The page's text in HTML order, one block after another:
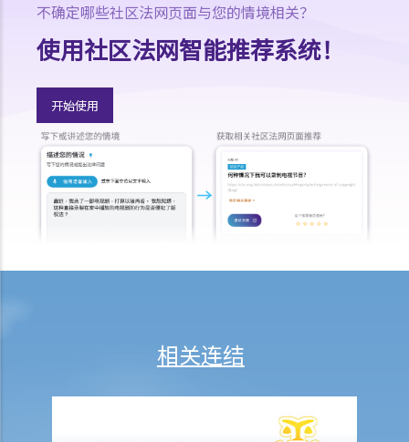
E. 离婚（子女事宜）
1. 管养权、照顾和管束权、探视权
1. 法庭会考虑什么因素，才会将子女抚养权判给其中一方或双方？
2. 自从我与丈夫于两年前分居后，女儿经已和他一起居住，如我现在申
请离婚，我获判女儿抚养权的可能性有多大？
3. 管养令可以更改吗？
4. 如果没有一方希望管养孩子怎么办？
5. 社会福利调查报告在评估儿童管养权方面有什么作用？
3. 父亲或母亲可否在获得抚养权后，带同有关子女离开香港？
不确定哪些社区法网页面与您的情境相关？
使用社区法网智能推荐系统！
开始使用
相关连结